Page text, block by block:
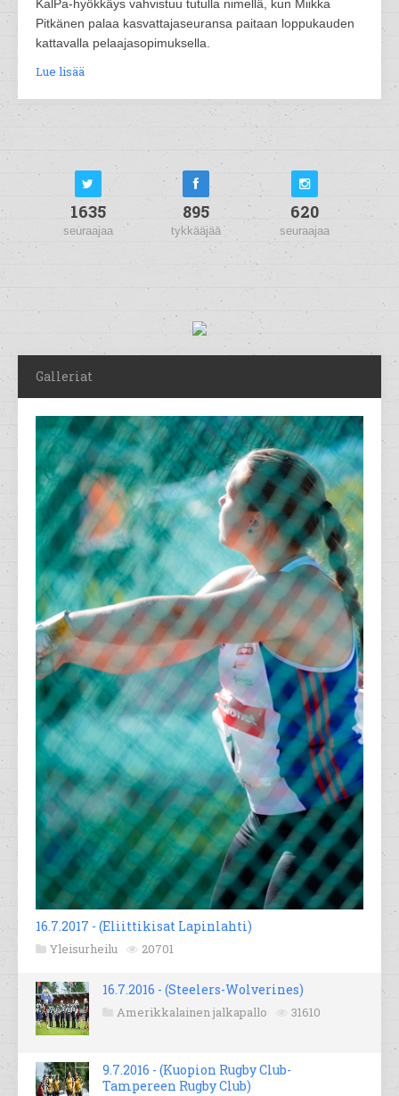
KalPa-hyökkäys vahvistuu tutulla nimellä, kun Miikka
Pitkänen palaa kasvattajaseuransa paitaan loppukauden
kattavalla pelaajasopimuksella.
Lue lisää
1635
seuraajaa
895
tykkääjää
620
seuraajaa
Galleriat
16.7.2017 - (Eliittikisat Lapinlahti)
Yleisurheilu 20701
16.7.2016 - (Steelers-Wolverines)
Amerikkalainen jalkapallo 31610
9.7.2016 - (Kuopion Rugby Club-
Tampereen Rugby Club)